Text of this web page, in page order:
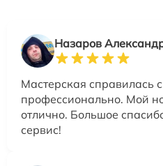
Назаров
Мастерская справилась
профессионально. Мой
отлично. Большое
сервис!